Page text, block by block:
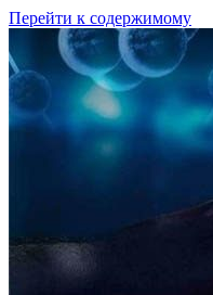
Перейти к содержимому